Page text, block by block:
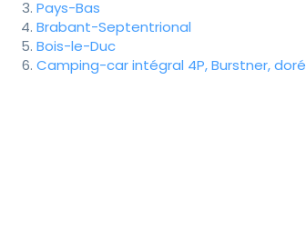
Pays-Bas
Brabant-Septentrional
Bois-le-Duc
Camping-car intégral 4P, Burstner, doré